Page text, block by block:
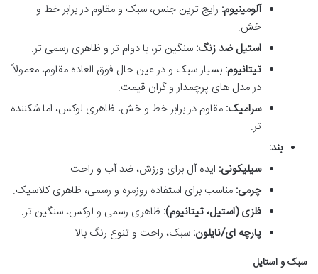
آلومینیوم: رایج ترین جنس، سبک و مقاوم در برابر خط و
خش.
استیل ضد زنگ: سنگین تر، با دوام تر و ظاهری رسمی تر.
تیتانیوم: بسیار سبک و در عین حال فوق العاده مقاوم، معمولاً
در مدل های پرچمدار و گران قیمت.
سرامیک: مقاوم در برابر خط و خش، ظاهری لوکس، اما شکننده
تر.
بند:
سیلیکونی: ایده آل برای ورزش، ضد آب و راحت.
چرمی: مناسب برای استفاده روزمره و رسمی، ظاهری کلاسیک.
فلزی (استیل، تیتانیوم): ظاهری رسمی و لوکس، سنگین تر.
پارچه ای/نایلون: سبک، راحت و تنوع رنگ بالا.
سبک و استایل